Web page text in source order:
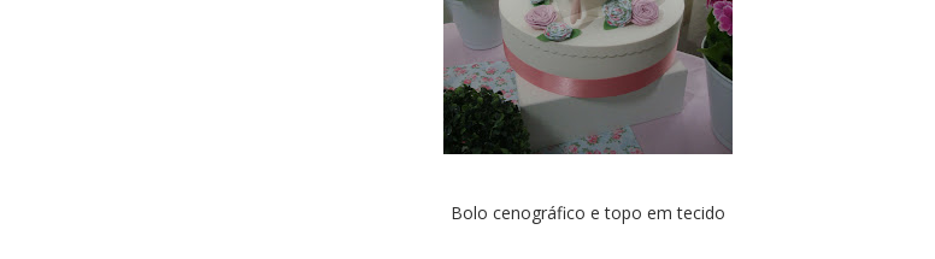
Bolo cenográfico e topo em tecido